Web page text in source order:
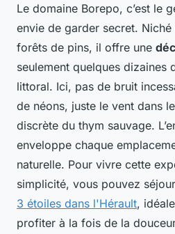
Le domaine Borepo, c’est le
envie de garder secret.
forêts de pins, il offre une
seulement quelques dizaines
littoral. Ici, pas de bruit
de néons, juste le vent dans
discrète du thym sauvage.
enveloppe chaque
naturelle. Pour vivre cette
simplicité, vous pouvez
3 étoiles dans l'Hérault,
profiter à la fois de la